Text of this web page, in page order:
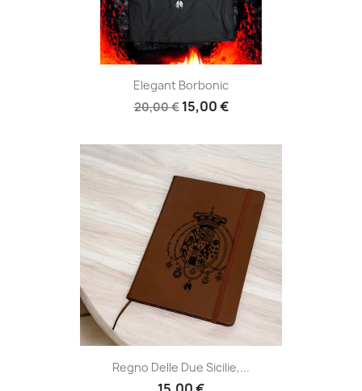
Elegant Borbonic
20,00 € 15,00 €
Regno Delle Due Sicilie,...